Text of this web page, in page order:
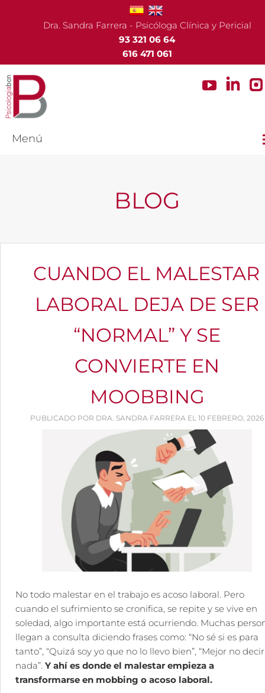
Dra. Sandra Farrera - Psicóloga Clínica y Pericial
93 321 06 64
616 471 061
Menú
BLOG
CUANDO EL MALESTAR
LABORAL DEJA DE SER
“NORMAL” Y SE
CONVIERTE EN
MOOBBING
PUBLICADO POR DRA. SANDRA FARRERA EL 10 FEBRERO, 2026
No todo malestar en el trabajo es acoso laboral. Pero
cuando el sufrimiento se cronifica, se repite y se vive en
soledad, algo importante está ocurriendo. Muchas
llegan a consulta diciendo frases como: “No sé si es para
tanto”, “Quizá soy yo que no lo llevo bien”, “Mejor no decir
nada”. Y ahí es donde el malestar empieza a
transformarse en mobbing o acoso laboral.